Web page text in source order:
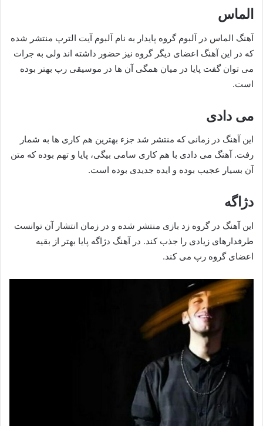
الماس
آهنگ الماس در آلبوم گروه پایدار به نام آلبوم آیت الترپ منتشر شده
که در این آهنگ اعضای دیگر گروه نیز حضور داشته اند ولی به جرات
می توان گفت پایا در میان همگی آن ها در موسیقی رپ بهتر بوده
است.
می دادی
این آهنگ در زمانی که منتشر شد جزء بهترین هم کاری ها به شمار
رفت. آهنگ می دادی با هم کاری سامی بیگی، پایا و تهم بوده که متن
آن بسیار عجیب بوده و ایده جدیدی بوده است.
دژاگه
این آهنگ در گروه زد بازی منتشر شده و در زمان انتشار آن توانست
طرفدارهای زیادی را جذب کند. در آهنگ دژاگه پایا بهتر از بقیه
اعضای گروه رپ می کند.